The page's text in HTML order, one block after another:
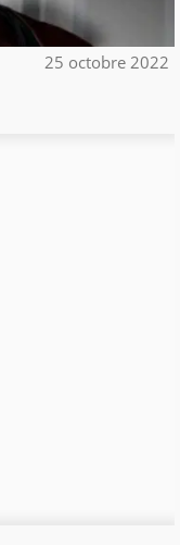
25 octobre 2022